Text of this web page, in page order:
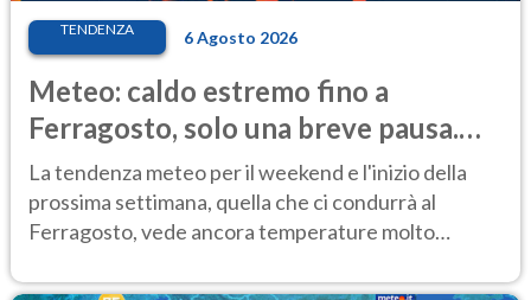
TENDENZA 6 Agosto 2026
Meteo: caldo estremo fino a
Ferragosto, solo una breve pausa.
Ecco dove
La tendenza meteo per il weekend e l'inizio della
prossima settimana, quella che ci condurrà al
Ferragosto, vede ancora temperature molto